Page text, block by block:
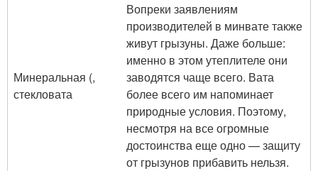
Минеральная (,
стекловата
Вопреки заявлениям
производителей в минвате также
живут грызуны. Даже больше:
именно в этом утеплителе они
заводятся чаще всего. Вата
более всего им напоминает
природные условия. Поэтому,
несмотря на все огромные
достоинства еще одно — защиту
от грызунов прибавить нельзя.